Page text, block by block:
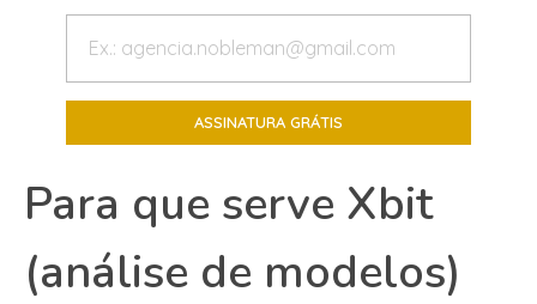
Para que serve Xbit
(análise de modelos)